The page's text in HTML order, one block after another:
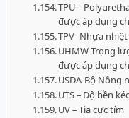
TPU –
được áp dụng
TPV -Nhựa
UHMW-Trọng
được áp dụng
USDA-Bộ Nông
UTS – Độ bền
UV – Tia cực tím